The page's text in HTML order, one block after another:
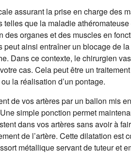
assurant la prise en charge des
que la maladie
des organes et des muscles en
peut ainsi entraîner un blocage de
Dans ce contexte, le chirurgien
cas. Cela peut être un
la réalisation d’un pontage.
de vos artères par un ballon mis
simple ponction permet
dans vos artères sans avoir à
de l’artère. Cette dilatation est
métallique servant de tuteur et